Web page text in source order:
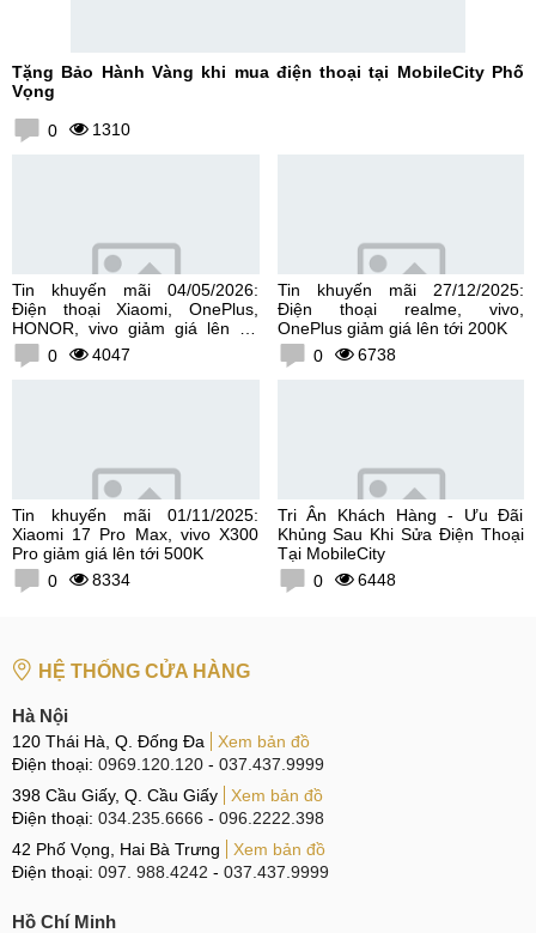
Tặng Bảo Hành Vàng khi mua điện thoại tại MobileCity Phố
Vọng
0 1310
Tin khuyến mãi 04/05/2026:
Điện thoại Xiaomi, OnePlus,
HONOR, vivo giảm giá lên tới
300K0 4047
Tin khuyến mãi 27/12/2025:
Điện thoại realme, vivo,
OnePlus giảm giá lên tới 200K
0
6738
Tin khuyến mãi 01/11/2025:
Xiaomi 17 Pro Max, vivo X300
Pro giảm giá lên tới 500K
0
8334
Tri Ân Khách Hàng - Ưu Đãi
Khủng Sau Khi Sửa Điện Thoại
Tại MobileCity
0
6448
HỆ THỐNG CỬA HÀNG
Hà Nội
120 Thái Hà, Q. Đống Đa
Xem bản đồ
Điện thoại: 0969.120.120 - 037.437.9999
398 Cầu Giấy, Q. Cầu Giấy
Xem bản đồ
Điện thoại: 034.235.6666 - 096.2222.398
42 Phố Vọng, Hai Bà Trưng
Xem bản đồ
Điện thoại: 097. 988.4242 - 037.437.9999
Hồ Chí Minh